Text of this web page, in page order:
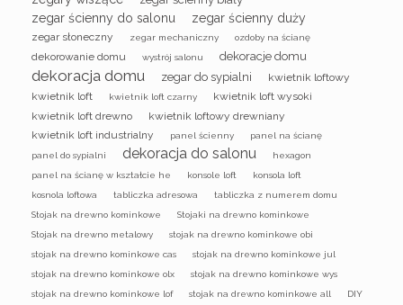
zegar ścienny do salonu zegar ścienny duży
zegar słoneczny zegar mechaniczny ozdoby na ścianę
dekorowanie domu wystrój salonu dekoracje domu
dekoracja domu zegar do sypialni
kwietnik loftowy
kwietnik loft
kwietnik loft czarny
kwietnik loft wysoki
kwietnik loft drewno
kwietnik loftowy drewniany
kwietnik loft industrialny
panel ścienny
panel na ścianę
panel do sypialni
dekoracja do salonu
hexagon
panel na ścianę w kształcie he
konsole loft
konsola loft
kosnola loftowa
tabliczka adresowa
tabliczka z numerem domu
Stojak na drewno kominkowe
Stojaki na drewno kominkowe
Stojak na drewno metalowy
stojak na drewno kominkowe obi
stojak na drewno kominkowe cas
stojak na drewno kominkowe jul
stojak na drewno kominkowe olx
stojak na drewno kominkowe wys
stojak na drewno kominkowe lof
stojak na drewno kominkowe all
DIY